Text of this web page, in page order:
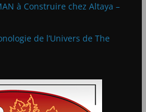
à Construire chez Altaya –
de l’Univers de The